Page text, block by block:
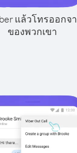
แล้วโทรออก
ของพวกเขา